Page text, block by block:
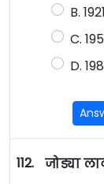
B.
C.
D.
112. जोड्या